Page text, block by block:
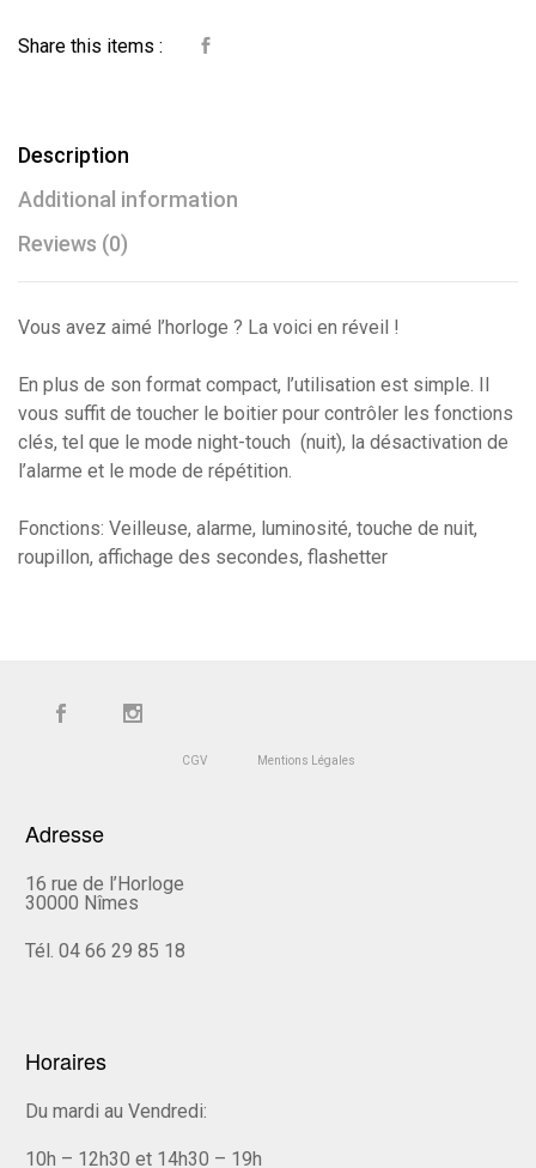
Share this items :
Description
Additional information
Reviews (0)
Vous avez aimé l’horloge ? La voici en réveil !
En plus de son format compact, l’utilisation est simple. Il
vous suffit de toucher le boitier pour contrôler les fonctions
clés, tel que le mode night-touch (nuit), la désactivation de
l’alarme et le mode de répétition.
Fonctions: Veilleuse, alarme, luminosité, touche de nuit,
roupillon, affichage des secondes, flashetter
CGV Mentions Légales
Adresse
16 rue de l’Horloge
30000 Nîmes
Tél. 04 66 29 85 18
Horaires
Du mardi au Vendredi:
10h – 12h30 et 14h30 – 19h